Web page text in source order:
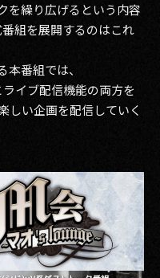
を繰り広げるという内容
組を展開するのはこれ
番組では、
イブ配信機能の両方を
しい企画を配信していく